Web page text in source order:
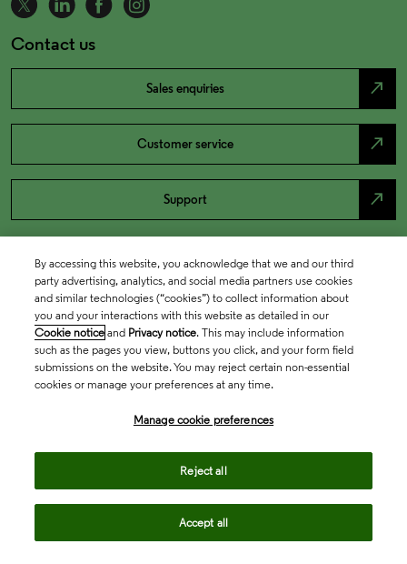
Contact us
Sales enquiries north_east
Customer service north_east
Support north_east
By accessing this website, you acknowledge that we and our third
party advertising, analytics, and social media partners use cookies
and similar technologies (“cookies”) to collect information about
you and your interactions with this website as detailed in our
Cookie notice and Privacy notice. This may include information
such as the pages you view, buttons you click, and your form field
submissions on the website. You may reject certain non-essential
cookies or manage your preferences at any time.
Manage cookie preferences
Reject all
Accept all